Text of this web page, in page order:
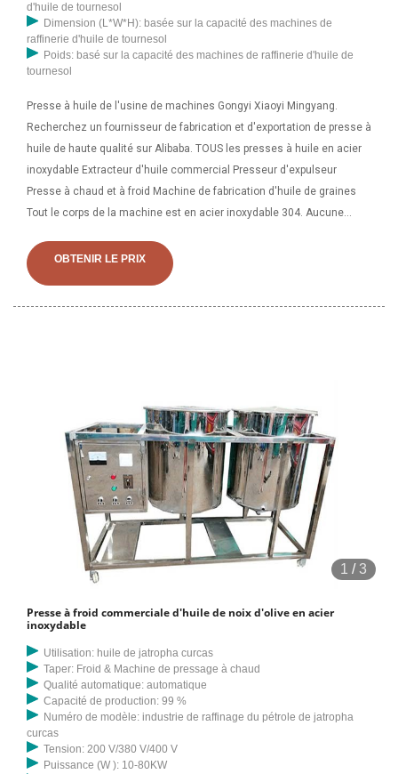
d'huile de tournesol
Dimension (L*W*H): basée sur la capacité des machines de
raffinerie d'huile de tournesol
Poids: basé sur la capacité des machines de raffinerie d'huile de
tournesol
Presse à huile de l'usine de machines Gongyi Xiaoyi Mingyang.
Recherchez un fournisseur de fabrication et d'exportation de presse à
huile de haute qualité sur Alibaba. TOUS les presses à huile en acier
inoxydable Extracteur d'huile commercial Presseur d'expulseur
Presse à chaud et à froid Machine de fabrication d'huile de graines
Tout le corps de la machine est en acier inoxydable 304. Aucune
OBTENIR LE PRIX
1 /3
Presse à froid commerciale d'huile de noix d'olive en acier
inoxydable
Utilisation: huile de jatropha curcas
Taper: Froid & Machine de pressage à chaud
Qualité automatique: automatique
Capacité de production: 99 %
Numéro de modèle: industrie de raffinage du pétrole de jatropha
curcas
Tension: 200 V/380 V/400 V
Puissance (W ): 10-80KW